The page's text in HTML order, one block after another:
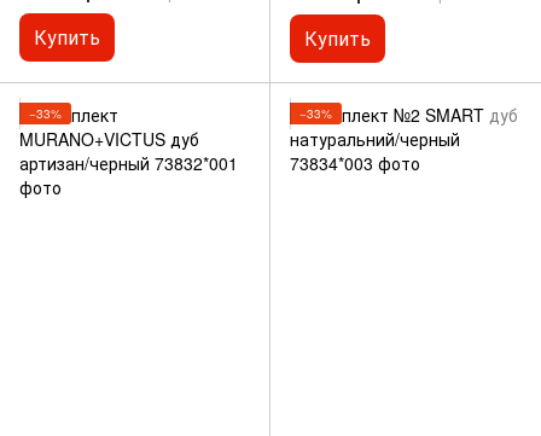
Купить Купить
−33% −33%